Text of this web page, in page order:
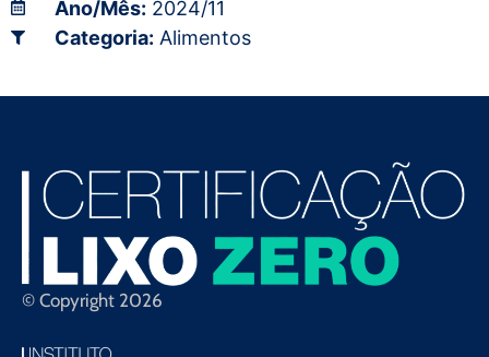
Ano/Mês: 2024/11
Categoria: Alimentos
© Copyright 2026